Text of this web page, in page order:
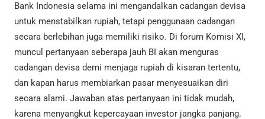
Bank Indonesia selama ini mengandalkan cadangan devisa
untuk menstabilkan rupiah, tetapi penggunaan cadangan
secara berlebihan juga memiliki risiko. Di forum Komisi XI,
muncul pertanyaan seberapa jauh BI akan menguras
cadangan devisa demi menjaga rupiah di kisaran tertentu,
dan kapan harus membiarkan pasar menyesuaikan diri
secara alami. Jawaban atas pertanyaan ini tidak mudah,
karena menyangkut kepercayaan investor jangka panjang.